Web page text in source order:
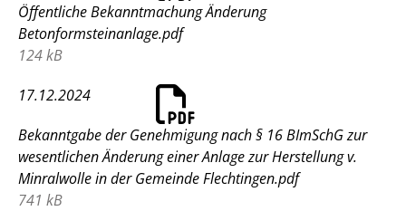
Öffentliche Bekanntmachung Änderung
Betonformsteinanlage.pdf
124 kB
17.12.2024
Bekanntgabe der Genehmigung nach § 16 BImSchG zur
wesentlichen Änderung einer Anlage zur Herstellung v.
Minralwolle in der Gemeinde Flechtingen.pdf
741 kB